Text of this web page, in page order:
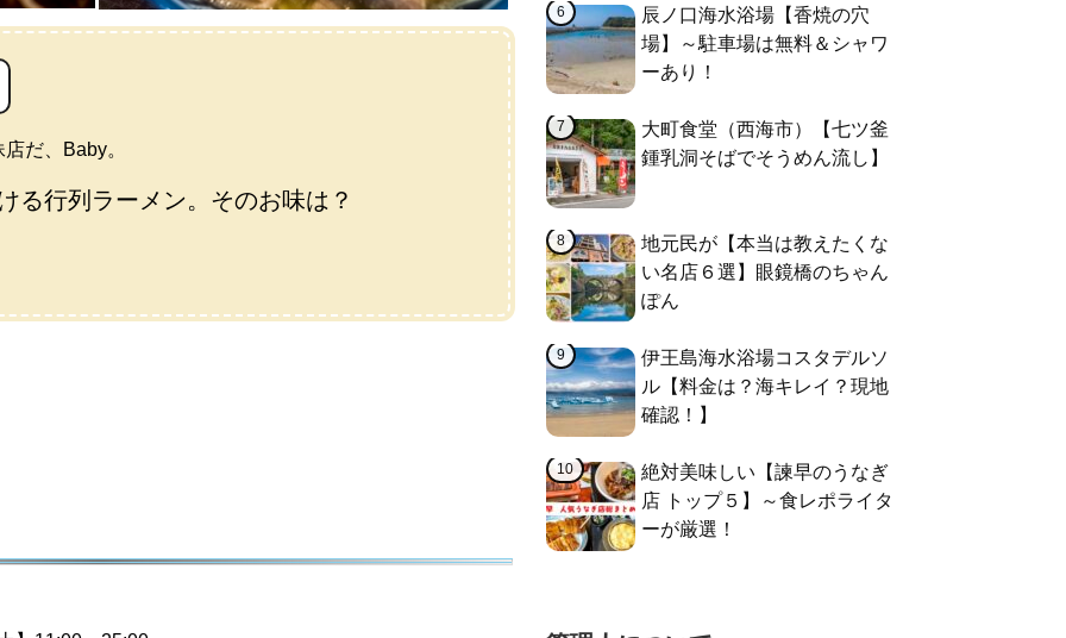
だ、Baby。
る行列ラーメン。そのお味は？
辰ノ口海水浴場【香焼の穴
場】～駐車場は無料＆シャワ
ーあり！
大町食堂（西海市）【七ツ釜
鍾乳洞そばでそうめん流し】
地元民が【本当は教えたくな
い名店６選】眼鏡橋のちゃん
ぽん
伊王島海水浴場コスタデルソ
ル【料金は？海キレイ？現地
確認！】
絶対美味しい【諫早のうなぎ
店 トップ５】～食レポライタ
ーが厳選！